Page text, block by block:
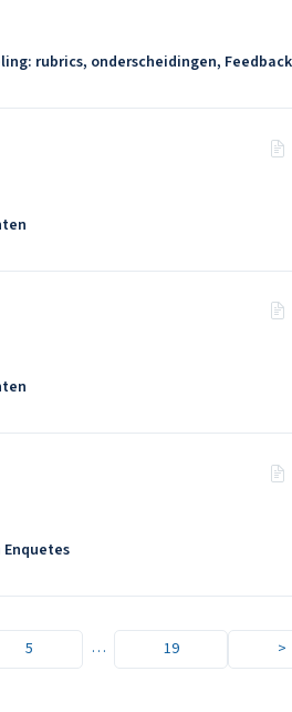
rubrics, onderscheidingen,
5 … 19 >